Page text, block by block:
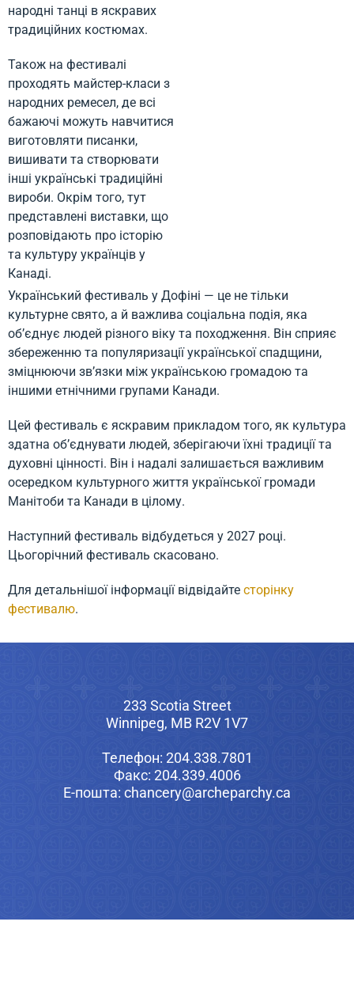
народні танці в яскравих
традиційних костюмах.
Також на фестивалі
проходять майстер-класи з
народних ремесел, де всі
бажаючі можуть навчитися
виготовляти писанки,
вишивати та створювати
інші українські традиційні
вироби. Окрім того, тут
представлені виставки, що
розповідають про історію
та культуру українців у
Канаді.
Український фестиваль у Дофіні — це не тільки
культурне свято, а й важлива соціальна подія, яка
об’єднує людей різного віку та походження. Він сприяє
збереженню та популяризації української спадщини,
зміцнюючи зв’язки між українською громадою та
іншими етнічними групами Канади.
Цей фестиваль є яскравим прикладом того, як культура
здатна об’єднувати людей, зберігаючи їхні традиції та
духовні цінності. Він і надалі залишається важливим
осередком культурного життя української громади
Манітоби та Канади в цілому.
Наступний фестиваль відбудеться y 2027 році.
Цьогорічний фестиваль скасовано.
Для детальнішої інформації відвідайте сторінку
фестивалю.
233 Scotia Street
Winnipeg, MB R2V 1V7
Телефон: 204.338.7801
Факс: 204.339.4006
Е-пошта: chancery@archeparchy.ca